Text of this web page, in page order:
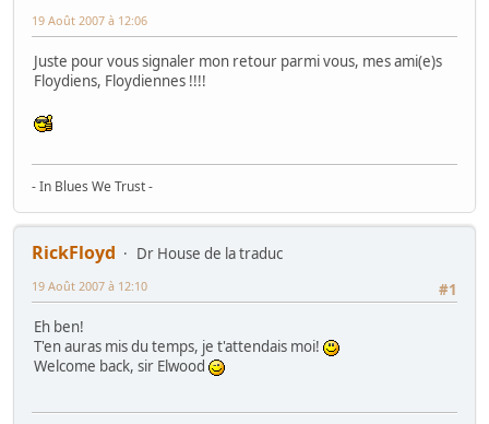
19 Août 2007 à 12:06
Juste pour vous signaler mon retour parmi vous, mes ami(e)s
Floydiens, Floydiennes !!!!
- In Blues We Trust -
RickFloyd
Dr House de la traduc
#1
19 Août 2007 à 12:10
Eh ben!
T'en auras mis du temps, je t'attendais moi!
Welcome back, sir Elwood